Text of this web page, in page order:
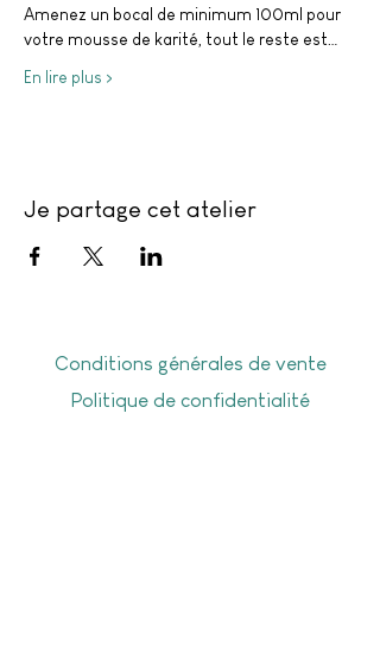
Amenez un bocal de minimum 100ml pour
votre mousse de karité, tout le reste est…
En lire plus >
Je partage cet atelier
Conditions générales de vente
Politique de confidentialité